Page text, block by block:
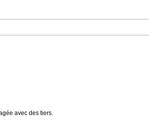
avec des tiers.